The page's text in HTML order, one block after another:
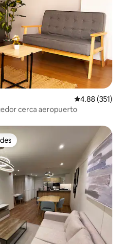
Calificación
4.88 (351)
cerca aeropuerto
preferido